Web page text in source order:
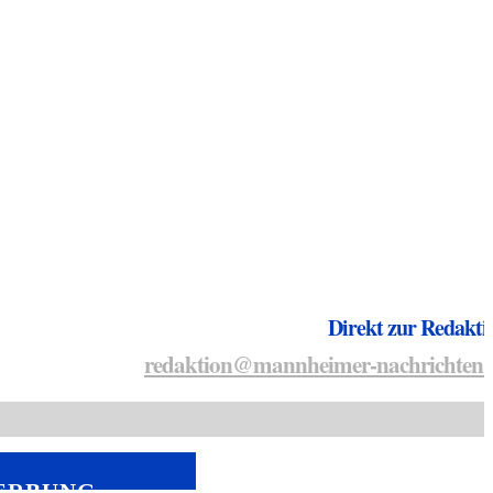
Direkt zur
redaktion@mannheimer-